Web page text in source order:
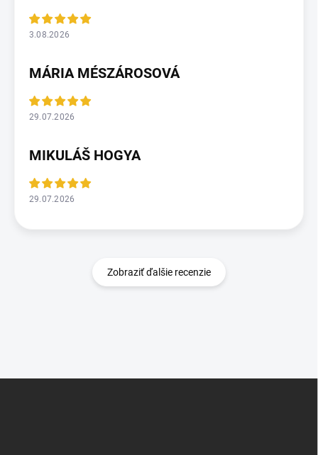
3.08.2026
MÁRIA MÉSZÁROSOVÁ
29.07.2026
MIKULÁŠ HOGYA
29.07.2026
Zobraziť ďalšie recenzie